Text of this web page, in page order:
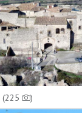
(225 )